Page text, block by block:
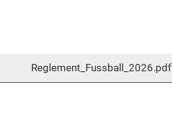
Reglement_Fussball_2026.pdf